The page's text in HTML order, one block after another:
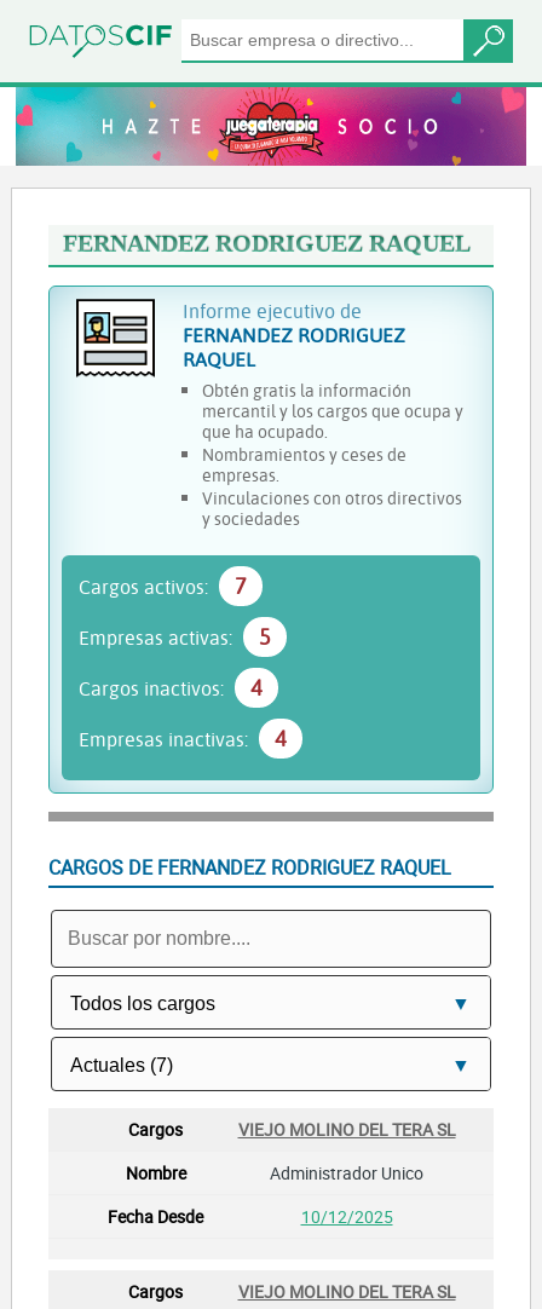
FERNANDEZ RODRIGUEZ RAQUEL
Informe ejecutivo de
FERNANDEZ RODRIGUEZ
RAQUEL
Obtén gratis la información
mercantil y los cargos que ocupa y
que ha ocupado.
Nombramientos y ceses de
empresas.
Vinculaciones con otros directivos
y sociedades
Cargos activos: 7
Empresas activas: 5
Cargos inactivos: 4
Empresas inactivas: 4
CARGOS DE FERNANDEZ RODRIGUEZ RAQUEL
VIEJO MOLINO DEL TERA SL
Administrador Unico
10/12/2025
VIEJO MOLINO DEL TERA SL